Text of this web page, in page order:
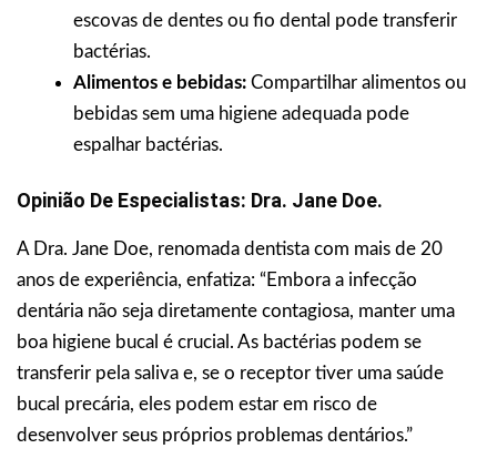
escovas de dentes ou fio dental pode transferir
bactérias.
Alimentos e bebidas: Compartilhar alimentos ou
bebidas sem uma higiene adequada pode
espalhar bactérias.
Opinião De Especialistas: Dra. Jane Doe.
A Dra. Jane Doe, renomada dentista com mais de 20
anos de experiência, enfatiza: “Embora a infecção
dentária não seja diretamente contagiosa, manter uma
boa higiene bucal é crucial. As bactérias podem se
transferir pela saliva e, se o receptor tiver uma saúde
bucal precária, eles podem estar em risco de
desenvolver seus próprios problemas dentários.”